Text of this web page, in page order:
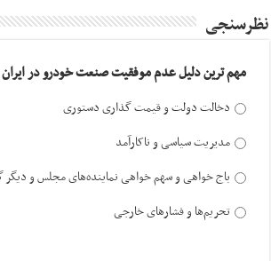
نظرسنجی
مهم ترین دلیل عدم موفقیت صنعت خودرو در
دخالت دولت و قیمت گذاری دستوری
مدیریت سیاسی و ناکارآمد
باج خواهی و سهم خواهی نماینده‌های مجلس و دیگر
تحریم‌ها و فشارهای خارجی